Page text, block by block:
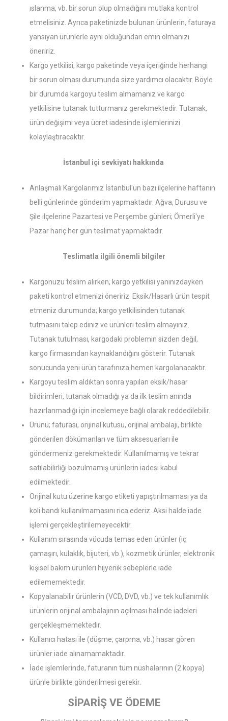
ıslanma, vb. bir sorun olup olmadığını mutlaka kontrol
etmelisiniz. Ayrıca paketinizde bulunan ürünlerin, faturaya
yansıyan ürünlerle aynı olduğundan emin olmanızı
öneririz.
Kargo yetkilisi, kargo paketinde veya içeriğinde herhangi
bir sorun olması durumunda size yardımcı olacaktır. Böyle
bir durumda kargoyu teslim almamanız ve kargo
yetkilisine tutanak tutturmanız gerekmektedir. Tutanak,
ürün değişimi veya ücret iadesinde işlemlerinizi
kolaylaştıracaktır.
İstanbul içi sevkiyatı hakkında
Anlaşmalı Kargolarımız İstanbul'un bazı ilçelerine haftanın
belli günlerinde gönderim yapmaktadır. Ağva, Durusu ve
Şile ilçelerine Pazartesi ve Perşembe günleri; Ömerli'ye
Pazar hariç her gün teslimat yapmaktadır.
Teslimatla ilgili önemli bilgiler
Kargonuzu teslim alırken, kargo yetkilisi yanınızdayken
paketi kontrol etmenizi öneririz. Eksik/Hasarlı ürün tespit
etmeniz durumunda; kargo yetkilisinden tutanak
tutmasını talep ediniz ve ürünleri teslim almayınız.
Tutanak tutulması, kargodaki problemin sizden değil,
kargo firmasından kaynaklandığını gösterir. Tutanak
sonucunda yeni ürün tarafınıza hemen kargolanacaktır.
Kargoyu teslim aldıktan sonra yapılan eksik/hasar
bildirimleri, tutanak olmadığı ya da ilk teslim anında
hazırlanmadığı için incelemeye bağlı olarak reddedilebilir.
Ürünü; faturası, orijinal kutusu, orijinal ambalajı, birlikte
gönderilen dökümanları ve tüm aksesuarları ile
göndermeniz gerekmektedir. Kullanılmamış ve tekrar
satılabilirliği bozulmamış ürünlerin iadesi kabul
edilmektedir.
Orijinal kutu üzerine kargo etiketi yapıştırılmaması ya da
koli bandı kullanılmamasını rica ederiz. Aksi halde iade
işlemi gerçekleştirilemeyecektir.
Kullanım sırasında vücuda temas eden ürünler (iç
çamaşırı, kulaklık, bijuteri, vb.), kozmetik ürünler, elektronik
kişisel bakım ürünleri hijyenik sebeplerle iade
edilememektedir.
Kopyalanabilir ürünlerin (VCD, DVD, vb.) ve tek kullanımlık
ürünlerin orijinal ambalajının açılması halinde iadeleri
gerçekleşmemektedir.
Kullanıcı hatası ile (düşme, çarpma, vb.) hasar gören
ürünler iade alınamamaktadır.
İade işlemlerinde, faturanın tüm nüshalarının (2 kopya)
ürünle birlikte gönderilmesi gerekir.
SİPARİŞ VE ÖDEME